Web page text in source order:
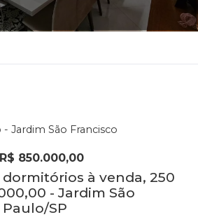
Jardim São Francisco
R$ 850.000,00
à venda, 250
- Jardim São
Paulo/SP